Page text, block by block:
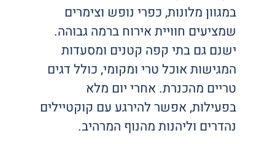
במגוון מלונות, כפרי נופש וצימרים
שמציעים חוויית אירוח ברמה גבוהה.
ישנם גם בתי קפה קטנים ומסעדות
המגישות אוכל טרי ומקומי, כולל דגים
טריים מהכנרת. אחרי יום מלא
בפעילות, אפשר להירגע עם קוקטיילים
נהדרים וליהנות מהנוף המרהיב.